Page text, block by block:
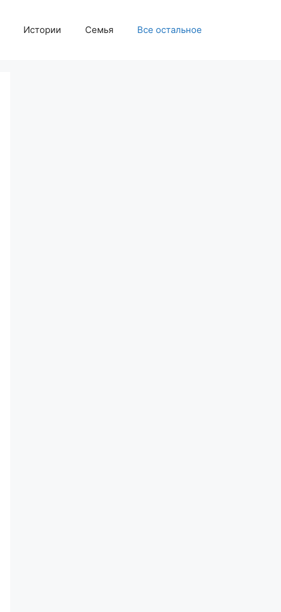
Истории Семья Все остальное